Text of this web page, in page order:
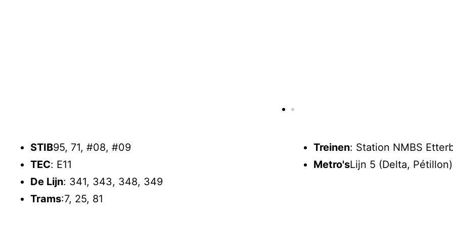
STIB95, 71, #08, #09
TEC: E11
De Lijn: 341, 343, 348, 349
Trams:7, 25, 81
Treinen: Station NMBS
Metro'sLijn 5 (Delta, Pétillon)